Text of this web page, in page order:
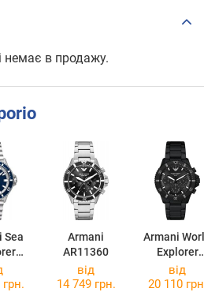
немає в продажу.
Sea
Armani
AR11360
Armani
Explorer
AR11784
від
14 749 грн.
від
20 110